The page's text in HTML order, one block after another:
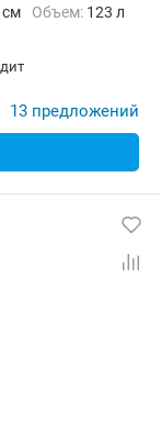
см Объем: 123 л
13 предложений